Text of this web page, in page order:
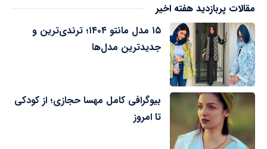
مقالات پربازدید هفته اخیر
۱۵ مدل مانتو ۱۴۰۴؛ ترندی‌ترین و
جدیدترین مدل‌ها
بیوگرافی کامل مهسا حجازی؛ از کودکی
تا امروز